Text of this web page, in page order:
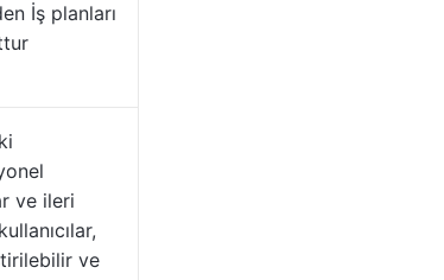
İş planları
ve ileri
ve